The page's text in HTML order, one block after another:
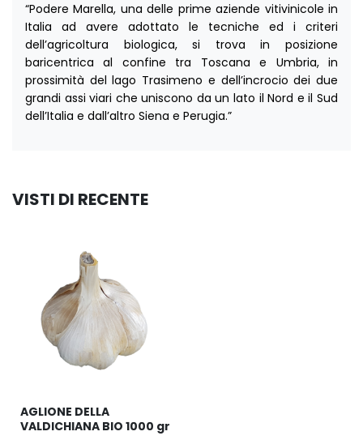
“Podere Marella, una delle prime aziende vitivinicole in
Italia ad avere adottato le tecniche ed i criteri
dell’agricoltura biologica, si trova in posizione
baricentrica al confine tra Toscana e Umbria, in
prossimità del lago Trasimeno e dell’incrocio dei due
grandi assi viari che uniscono da un lato il Nord e il Sud
dell’Italia e dall’altro Siena e Perugia.”
VISTI DI RECENTE
AGLIONE DELLA
VALDICHIANA BIO 1000 gr